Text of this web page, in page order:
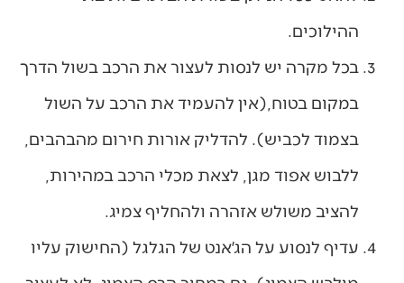
ההילוכים.
בכל מקרה יש לנסות לעצור את הרכב בשול הדרך
במקום בטוח,(אין להעמיד את הרכב על השול
בצמוד לכביש). להדליק אורות חירום מהבהבים,
ללבוש אפוד מגן, לצאת מכלי הרכב במהירות,
להציב משולש אזהרה ולהחליף צמיג.
עדיף לנסוע על הג׳אנט של הגלגל (החישוק עליו